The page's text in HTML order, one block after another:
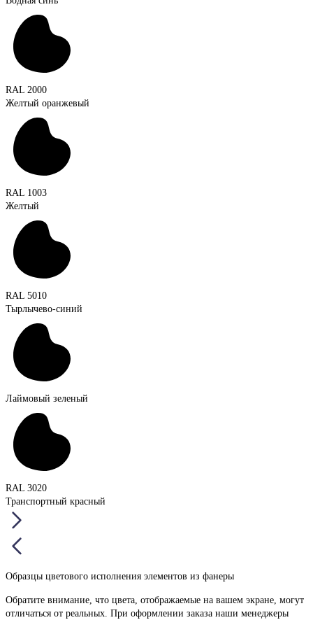
RAL 2000
Желтый оранжевый
RAL 1003
Желтый
RAL 5010
Тырлычево-синий
Лаймовый зеленый
RAL 3020
Транспортный красный
Образцы цветового исполнения элементов из фанеры
Обратите внимание, что цвета, отображаемые на вашем экране, могут
отличаться от реальных. При оформлении заказа наши менеджеры